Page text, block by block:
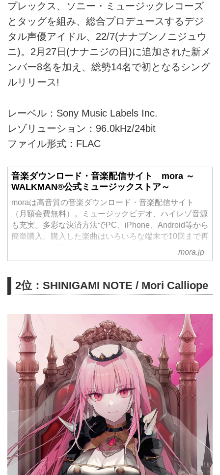
プレックス、ソニー・ミュージックレコーズ
とタッグを組み、総合プロデュースするデジ
タル声優アイドル、22/7(ナナブンノニジュウ
ニ)。2月27日(ナナニジの日)に追加された新メ
ンバー8名を加え、総勢14名で初となるシング
ルリリース!
レーベル：Sony Music Labels Inc.
レゾリューション：96.0kHz/24bit
ファイル形式：FLAC
音楽ダウンロード・音楽配信サイト mora ～
WALKMAN®公式ミュージックストア～
moraは高音質の音楽ダウンロード・音楽配信サイト
（月額会費無料）。ミュージックビデオ、ハイレゾ音源
も充実。多彩な決済方法でPC、iPhone、Android等から
簡単購入。購入した楽曲はいろいろな端末で10回まで再
mora.jp
2位：SHINIGAMI NOTE / Mori Calliope